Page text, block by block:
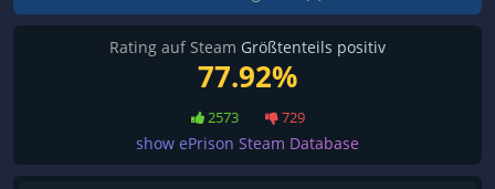
Rating auf Steam Größtenteils positiv
77.92%
2573 729
show ePrison Steam Database